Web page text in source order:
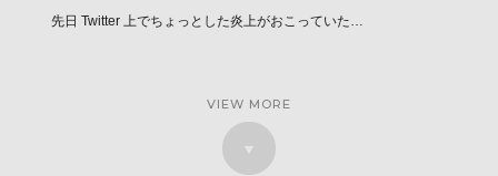
先日 Twitter 上でちょっとした炎上がおこっていた…
VIEW MORE